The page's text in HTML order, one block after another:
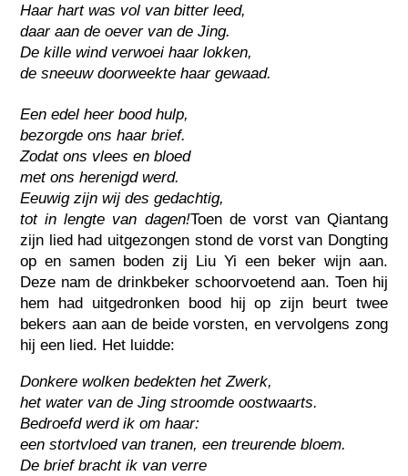
Haar hart was vol van bitter leed,
daar aan de oever van de Jing.
De kille wind verwoei haar lokken,
de sneeuw doorweekte haar gewaad.
Een edel heer bood hulp,
bezorgde ons haar brief.
Zodat ons vlees en bloed
met ons herenigd werd.
Eeuwig zijn wij des gedachtig,
tot in lengte van dagen!Toen de vorst van Qiantang
zijn lied had uitgezongen stond de vorst van Dongting
op en samen boden zij Liu Yi een beker wijn aan.
Deze nam de drinkbeker schoorvoetend aan. Toen hij
hem had uitgedronken bood hij op zijn beurt twee
bekers aan aan de beide vorsten, en vervolgens zong
hij een lied. Het luidde:
Donkere wolken bedekten het Zwerk,
het water van de Jing stroomde oostwaarts.
Bedroefd werd ik om haar:
een stortvloed van tranen, een treurende bloem.
De brief bracht ik van verre